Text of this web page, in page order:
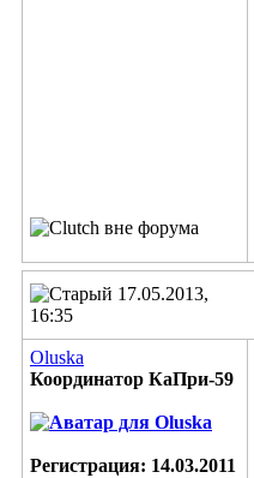
17.05.2013,
16:35
Oluska
Координатор КаПри-59
Регистрация: 14.03.2011